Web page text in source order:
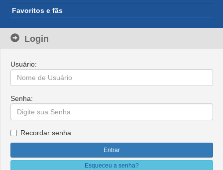
Favoritos e fãs
Login
Usuário:
Senha:
Recordar senha
Esqueceu a senha?